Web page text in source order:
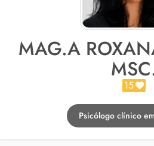
MAG.A
15
Psicólogo clínico